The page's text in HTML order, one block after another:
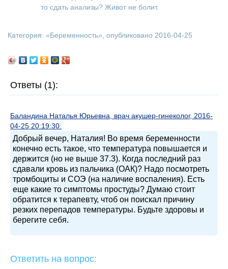
то сдать анализы? Живот не болит.
Категория: «Беременность», опубликовано 2016-04-25
Ответы (1):
Баландина Наталья Юрьевна, врач акушер-гинеколог, 2016-
04-25 20:19:30:
Добрый вечер, Наталия! Во время беременности
конечно есть такое, что температура повышается и
держится (но не выше 37.3). Когда последний раз
сдавали кровь из пальчика (ОАК)? Надо посмотреть
тромбоциты и СОЭ (на наличие воспаления). Есть
еще какие то симптомы простуды? Думаю стоит
обратится к терапевту, чтоб он поискал причину
резких перепадов температуры. Будьте здоровы и
берегите себя.
Ответить на вопрос: